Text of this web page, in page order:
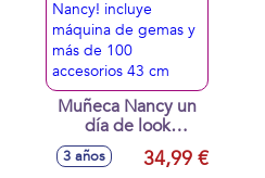
Muñeca Nancy un
día de look
brillante ¡decora el
pelo de Nancy!
3 años 34,99 €